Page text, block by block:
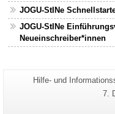
JOGU-StINe
JOGU-StINe
Neueinschreiber*innen
Seiten-
Hilfe- und
7.